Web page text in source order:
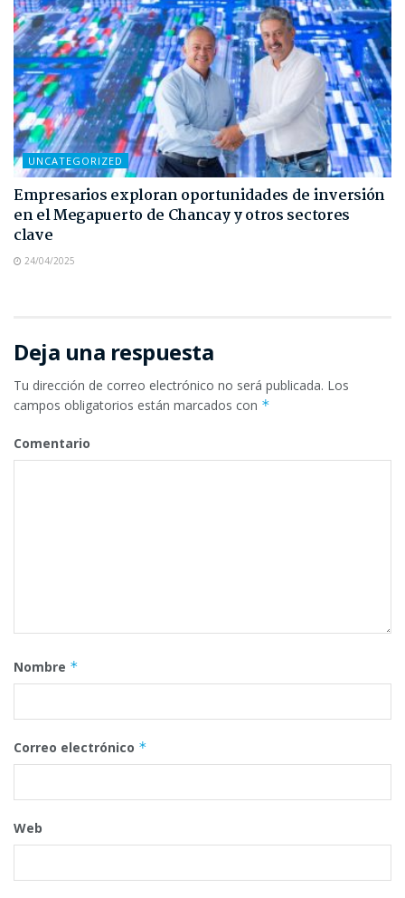
UNCATEGORIZED
Empresarios exploran oportunidades de inversión
en el Megapuerto de Chancay y otros sectores
clave
24/04/2025
Deja una respuesta
Tu dirección de correo electrónico no será publicada. Los
campos obligatorios están marcados con *
Comentario
Nombre *
Correo electrónico *
Web